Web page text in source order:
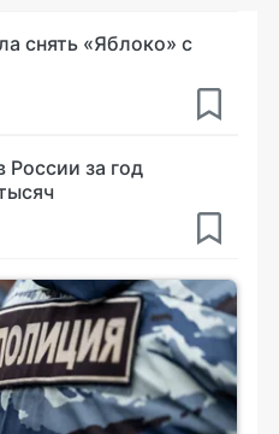
снять «Яблоко» с
России за год